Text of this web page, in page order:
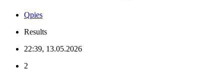
Qpies
Results
22:39, 13.05.2026
2